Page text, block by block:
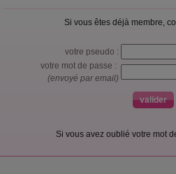
Si vous êtes déjà membre,
votre pseudo :
votre mot de passe :
(envoyé par email)
Si vous avez oublié votre mot